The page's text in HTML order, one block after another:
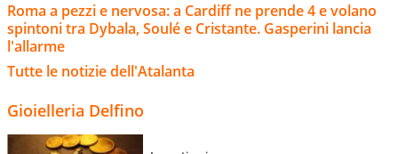
Roma a pezzi e nervosa: a Cardiff ne prende 4 e volano
spintoni tra Dybala, Soulé e Cristante. Gasperini lancia
l'allarme
Tutte le notizie dell'Atalanta
Gioielleria Delfino